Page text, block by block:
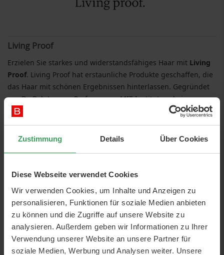
Zustimmung Details Über Cookies
Diese Webseite verwendet Cookies
Wir verwenden Cookies, um Inhalte und Anzeigen zu
personalisieren, Funktionen für soziale Medien anbieten
zu können und die Zugriffe auf unsere Website zu
analysieren. Außerdem geben wir Informationen zu Ihrer
Verwendung unserer Website an unsere Partner für
soziale Medien, Werbung und Analysen weiter. Unsere
Living Proof
Erzielen Sie starkes und widerstandsfähiges Haar mit Living
Proof. Living Proof hat erstaunliche Produkte geschaffen, die
das Haar mit schönen Ergebnissen hinterlassen. Gegründet
von Dr. Bob Langer, Professor am MIT-Institut und ein
angesehener Wissenschaftler mit mehr Patenten als jeder
Living Proofwurde von Wissenschaftlern und
branchenführenden Stylisten gegründet, die die
20 Patente später und mehr als 150 Auszeichnungen lösen
die revolutionären Produkte weiterhin die schwierigsten
Probleme in der Haarpflege. Zu den Hero-Produkten gehören
das meistverkaufte PhD Dry Shampoo und Thickening
Mousse.
wurde 2005 gegründet - Biotech-